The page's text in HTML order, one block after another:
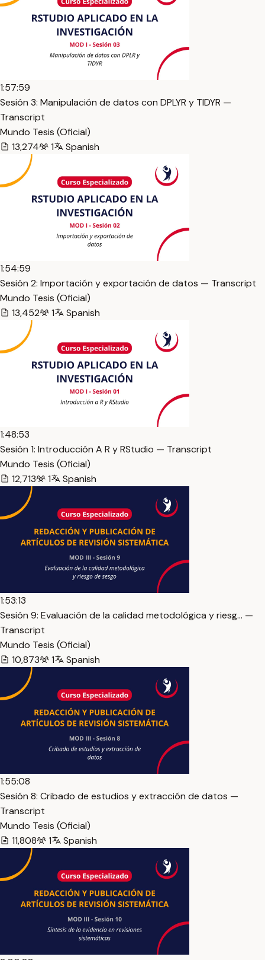
1:57:59
Sesión 3: Manipulación de datos con DPLYR y TIDYR —
Transcript
Mundo Tesis (Oficial)
13,274
1 Spanish
1:54:59
Sesión 2: Importación y exportación de datos — Transcript
Mundo Tesis (Oficial)
13,452
1 Spanish
1:48:53
Sesión 1: Introducción A R y RStudio — Transcript
Mundo Tesis (Oficial)
12,713
1 Spanish
1:53:13
Sesión 9: Evaluación de la calidad metodológica y riesg… —
Transcript
Mundo Tesis (Oficial)
10,873
1 Spanish
1:55:08
Sesión 8: Cribado de estudios y extracción de datos —
Transcript
Mundo Tesis (Oficial)
11,808
1 Spanish